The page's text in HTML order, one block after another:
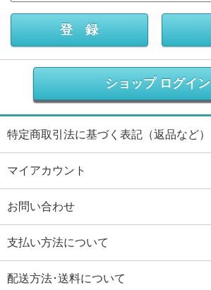
ショップ ログイン
特定商取引法に基づく表記（返品など）
マイアカウント
お問い合わせ
支払い方法について
配送方法･送料について